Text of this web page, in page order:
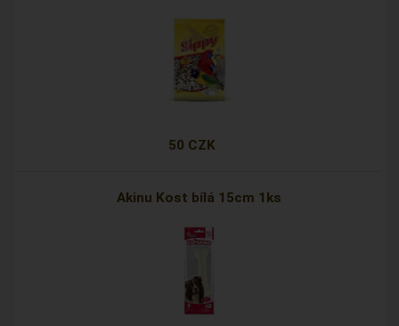
50 CZK
Akinu Kost bílá 15cm 1ks